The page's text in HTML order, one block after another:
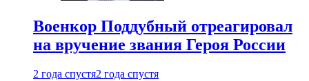
Военкор Поддубный отреагировал
на вручение звания Героя России
2 года спустя2 года спустя